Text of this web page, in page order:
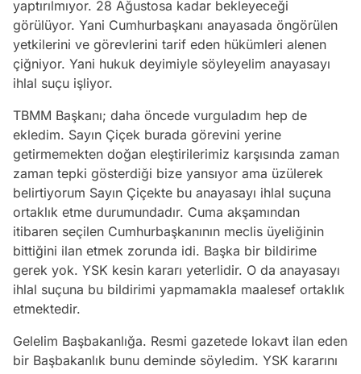
yaptırılmıyor. 28 Ağustosa kadar bekleyeceği
görülüyor. Yani Cumhurbaşkanı anayasada öngörülen
yetkilerini ve görevlerini tarif eden hükümleri alenen
çiğniyor. Yani hukuk deyimiyle söyleyelim anayasayı
ihlal suçu işliyor.
TBMM Başkanı; daha öncede vurguladım hep de
ekledim. Sayın Çiçek burada görevini yerine
getirmemekten doğan eleştirilerimiz karşısında zaman
zaman tepki gösterdiği bize yansıyor ama üzülerek
belirtiyorum Sayın Çiçekte bu anayasayı ihlal suçuna
ortaklık etme durumundadır. Cuma akşamından
itibaren seçilen Cumhurbaşkanının meclis üyeliğinin
bittiğini ilan etmek zorunda idi. Başka bir bildirime
gerek yok. YSK kesin kararı yeterlidir. O da anayasayı
ihlal suçuna bu bildirimi yapmamakla maalesef ortaklık
etmektedir.
Gelelim Başbakanlığa. Resmi gazetede lokavt ilan eden
bir Başbakanlık bunu deminde söyledim. YSK kararını